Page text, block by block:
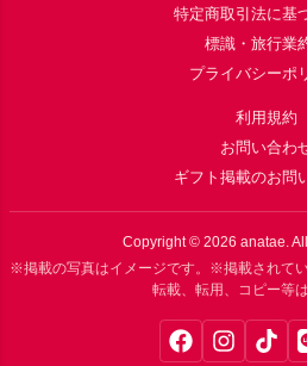
特定商取引法に基
標識・旅行業
プライバシーポ
利用規約
お問い合わ
ギフト掲載のお問
Copyright © 2026 anatae.
※掲載の写真はイメージです。※掲載されて
転載、転用、コピー等
Facebook